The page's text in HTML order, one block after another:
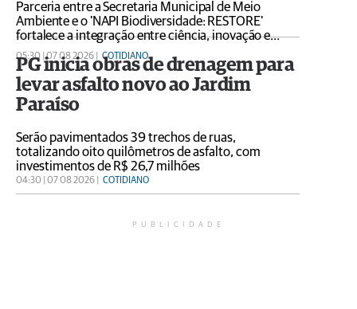
Parceria entre a Secretaria Municipal de Meio
Ambiente e o 'NAPI Biodiversidade: RESTORE'
fortalece a integração entre ciência, inovação e
gestão ambiental
05:30 | 07 08 2026 | COTIDIANO
PG inicia obras de drenagem para
levar asfalto novo ao Jardim
Paraíso
Serão pavimentados 39 trechos de ruas,
totalizando oito quilômetros de asfalto, com
investimentos de R$ 26,7 milhões
04:30 | 07 08 2026 | COTIDIANO
PUBLICIDADE